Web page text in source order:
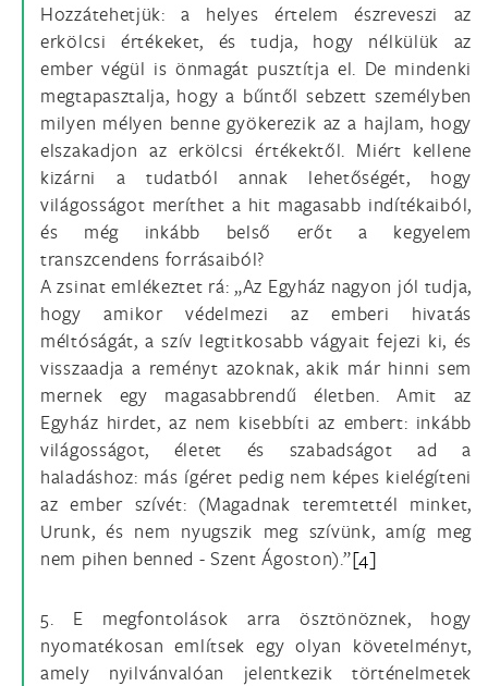
Hozzátehetjük: a helyes értelem észreveszi az
erkölcsi értékeket, és tudja, hogy nélkülük az
ember végül is önmagát pusztítja el. De mindenki
megtapasztalja, hogy a bűntől sebzett személyben
milyen mélyen benne gyökerezik az a hajlam, hogy
elszakadjon az erkölcsi értékektől. Miért kellene
kizárni a tudatból annak lehetőségét, hogy
világosságot meríthet a hit magasabb indítékaiból,
és még inkább belső erőt a kegyelem
transzcendens forrásaiból?
A zsinat emlékeztet rá: „Az Egyház nagyon jól tudja,
hogy amikor védelmezi az emberi hivatás
méltóságát, a szív legtitkosabb vágyait fejezi ki, és
visszaadja a reményt azoknak, akik már hinni sem
mernek egy magasabbrendű életben. Amit az
Egyház hirdet, az nem kisebbíti az embert: inkább
világosságot, életet és szabadságot ad a
haladáshoz: más ígéret pedig nem képes kielégíteni
az ember szívét: (Magadnak teremtettél minket,
Urunk, és nem nyugszik meg szívünk, amíg meg
nem pihen benned - Szent Ágoston).”[4]
5. E megfontolások arra ösztönöznek, hogy
nyomatékosan említsek egy olyan követelményt,
amely nyilvánvalóan jelentkezik történelmetek